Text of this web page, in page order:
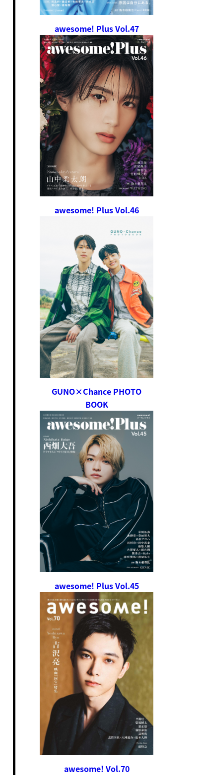
awesome! Plus Vol.47
awesome! Plus Vol.46
GUNO×Chance PHOTO
BOOK
awesome! Plus Vol.45
awesome! Vol.70